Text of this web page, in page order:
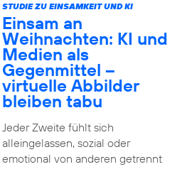
STUDIE ZU EINSAMKEIT UND KI
Einsam an
Weihnachten: KI und
Medien als
Gegenmittel –
virtuelle Abbilder
bleiben tabu
Jeder Zweite fühlt sich
alleingelassen, sozial oder
emotional von anderen getrennt